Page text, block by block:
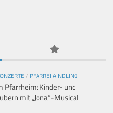
/ PFARREI AINDLING
Pfarrheim: Kinder- und
mit „Jona“-Musical